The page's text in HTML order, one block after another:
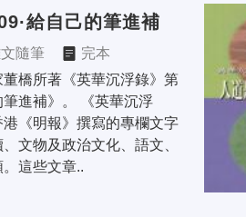
給自己的筆進補
隨筆
完本
橋所著《英華沉浮錄》第
進補》。 《英華沉浮
《明報》撰寫的專欄文字
文物及政治文化、語文、
。這些文章..